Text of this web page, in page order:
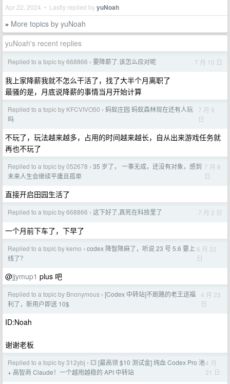
Apr 22, 2024 • Lastly replied byyuNoah
» More topics by yuNoah
yuNoah's recent replies
Replied to a topic by 668866 › 要降薪了.该怎么应对呢 7 月 10 日
我上家降薪我就不怎么干活了，找了大半个月离职了
最骚的是，月底说降薪的事情当月开始计算
Replied to a topic by KFCVIVO50 › 蚂蚁庄园 蚂蚁森林现在还有人玩
吗
7 月 9
日
不玩了，玩法越来越多，占用的时间越来越长，自从出来游戏任务就
再也不玩了
Replied to a topic by 052678 › 35 岁了， 一事无成，还没有对象，感到
未来人生会继续平庸且孤单
7 月 8
日
直接开启田园生活了
Replied to a topic by 668866 › 这下好了,真死在科技里了 7 月 2 日
一个月前下车了，下早了
Replied to a topic by kemo › codex 降智降麻了，听说 23 号 5.6 要上
线了？
6 月 22
日
@jjymup1 plus 吧
Replied to a topic by Bnonymous › [Codex 中转站]不跑路的老王送福
利了，新用户即送 10$
4 月 23
日
ID:Noah
谢谢老板
Replied to a topic by 312ybj › 💥 [最高领 $10 测试金] 纯血 Codex Pro 池
+ 高智商 Claude！一个越用越稳的 API 中转站
4 月
21 日